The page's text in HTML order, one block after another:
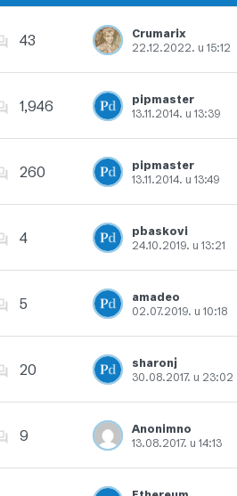
43
Crumarix
22.12.2022. u 15:12
Dodajte u favorite
1,946
pipmaster
13.11.2014. u 13:39
Dodajte u favorite
260
pipmaster
13.11.2014. u 13:49
Dodajte u favorite
4
pbaskovi
24.10.2019. u 13:21
Dodajte u favorite
5
amadeo
02.07.2019. u 10:18
Dodajte u favorite
20
sharonj
30.08.2017. u 23:02
Dodajte u favorite
9
Anonimno
13.08.2017. u 14:13
Dodajte u favorite